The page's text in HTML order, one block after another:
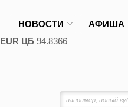
НОВОСТИ АФИША
EUR ЦБ 94.8366